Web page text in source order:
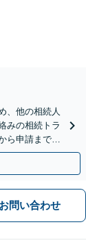
、他の相続人
みの相続トラ
ら申請まで一
問い合わせ